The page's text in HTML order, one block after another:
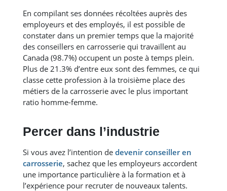
En compilant ses données récoltées auprès des
employeurs et des employés, il est possible de
constater dans un premier temps que la majorité
des conseillers en carrosserie qui travaillent au
Canada (98.7%) occupent un poste à temps plein.
Plus de 21.3% d’entre eux sont des femmes, ce qui
classe cette profession à la troisième place des
métiers de la carrosserie avec le plus important
ratio homme-femme.
Percer dans l’industrie
Si vous avez l’intention de devenir conseiller en
carrosserie, sachez que les employeurs accordent
une importance particulière à la formation et à
l’expérience pour recruter de nouveaux talents.